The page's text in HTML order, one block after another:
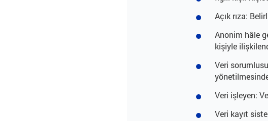
Açık rıza:
Anonim hâle
kişiyle
Veri
Veri işleyen:
Veri kayıt